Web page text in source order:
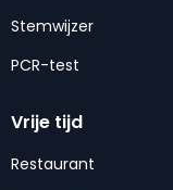
Stemwijzer
PCR-test
Vrije tijd
Restaurant